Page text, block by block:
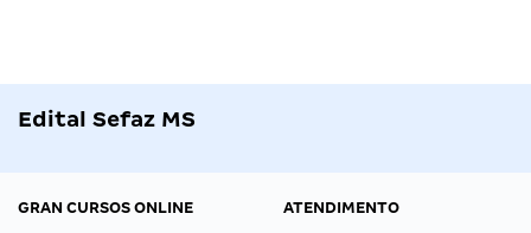
Edital Sefaz MS
GRAN CURSOS ONLINE
ATENDIMENTO